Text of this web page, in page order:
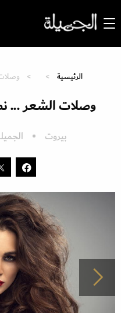
الرئيسية
وصلات الشعر ...
بيروت